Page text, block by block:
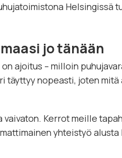
jo tänään
ajoitus – milloin
nopeasti, joten
vaivaton. Kerrot meille
yhteistyö